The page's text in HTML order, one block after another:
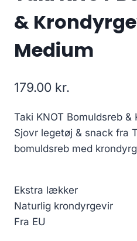
&
Medium
179.00 kr.
Taki KNOT Bomuldsreb &
Sjovr legetøj & snack fra
bomuldsreb med
Ekstra lækker
Naturlig krondyrgevir
Fra EU